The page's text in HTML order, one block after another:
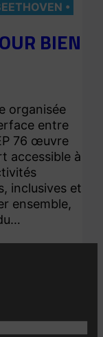
BIEN
organisée
entre
76 œuvre
accessible à
inclusives et
ensemble,